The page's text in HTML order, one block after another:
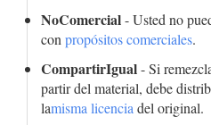
NoComercial- Usted no
con propósitos comerciales.
CompartirIgual- Si
partir del material, debe
lamisma licencia del original.